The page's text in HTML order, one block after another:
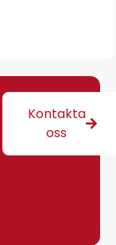
Kontakta
oss